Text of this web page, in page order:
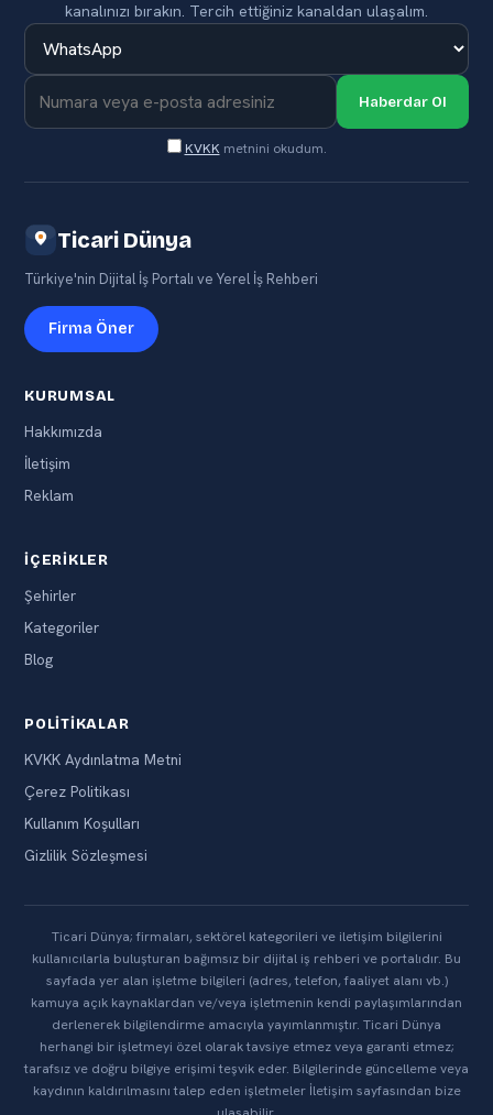
kanalınızı bırakın. Tercih ettiğiniz kanaldan ulaşalım.
Haberdar Ol
KVKK metnini okudum.
Ticari Dünya
Türkiye'nin Dijital İş Portalı ve Yerel İş Rehberi
Firma Öner
KURUMSAL
Hakkımızda
İletişim
Reklam
İÇERIKLER
Şehirler
Kategoriler
Blog
POLITIKALAR
KVKK Aydınlatma Metni
Çerez Politikası
Kullanım Koşulları
Gizlilik Sözleşmesi
Ticari Dünya; firmaları, sektörel kategorileri ve iletişim bilgilerini
kullanıcılarla buluşturan bağımsız bir dijital iş rehberi ve portalıdır. Bu
sayfada yer alan işletme bilgileri (adres, telefon, faaliyet alanı vb.)
kamuya açık kaynaklardan ve/veya işletmenin kendi paylaşımlarından
derlenerek bilgilendirme amacıyla yayımlanmıştır. Ticari Dünya
herhangi bir işletmeyi özel olarak tavsiye etmez veya garanti etmez;
tarafsız ve doğru bilgiye erişimi teşvik eder. Bilgilerinde güncelleme veya
kaydının kaldırılmasını talep eden işletmeler İletişim sayfasından bize